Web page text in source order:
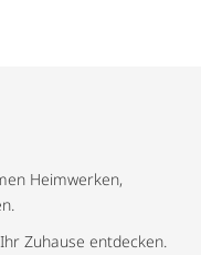
Heimwerken,
Zuhause entdecken.